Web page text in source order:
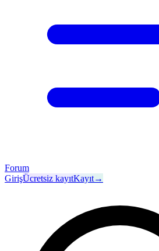
Forum
GirişÜcretsiz kayıtKayıt→